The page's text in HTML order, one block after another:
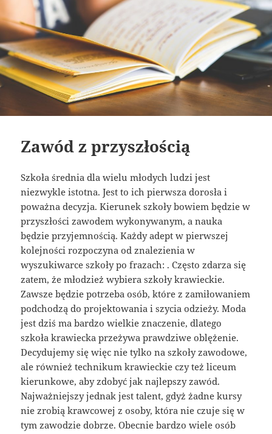
Zawód z przyszłością
Szkoła średnia dla wielu młodych ludzi jest
niezwykle istotna. Jest to ich pierwsza dorosła i
poważna decyzja. Kierunek szkoły bowiem będzie w
przyszłości zawodem wykonywanym, a nauka
będzie przyjemnością. Każdy adept w pierwszej
kolejności rozpoczyna od znalezienia w
wyszukiwarce szkoły po frazach: . Często zdarza się
zatem, że młodzież wybiera szkoły krawieckie.
Zawsze będzie potrzeba osób, które z zamiłowaniem
podchodzą do projektowania i szycia odzieży. Moda
jest dziś ma bardzo wielkie znaczenie, dlatego
szkoła krawiecka przeżywa prawdziwe oblężenie.
Decydujemy się więc nie tylko na szkoły zawodowe,
ale również technikum krawieckie czy też liceum
kierunkowe, aby zdobyć jak najlepszy zawód.
Najważniejszy jednak jest talent, gdyż żadne kursy
nie zrobią krawcowej z osoby, która nie czuje się w
tym zawodzie dobrze. Obecnie bardzo wiele osób